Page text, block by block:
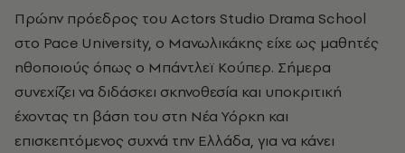
Πρώην πρόεδρος του Actors Studio Drama School
στο Pace University, ο Μανωλικάκης είχε ως μαθητές
ηθοποιούς όπως ο Μπάντλεϊ Κούπερ. Σήμερα
συνεχίζει να διδάσκει σκηνοθεσία και υποκριτική
έχοντας τη βάση του στη Νέα Υόρκη και
επισκεπτόμενος συχνά την Ελλάδα, για να κάνει